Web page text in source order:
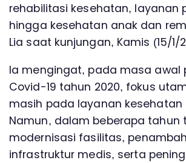
rehabilitasi kesehatan, layanan
hingga kesehatan anak dan
Lia saat kunjungan, Kamis (15/1/
Ia mengingat, pada masa awal
Covid-19 tahun 2020, fokus
masih pada layanan kesehatan
Namun, dalam beberapa tahun
modernisasi fasilitas,
infrastruktur medis, serta